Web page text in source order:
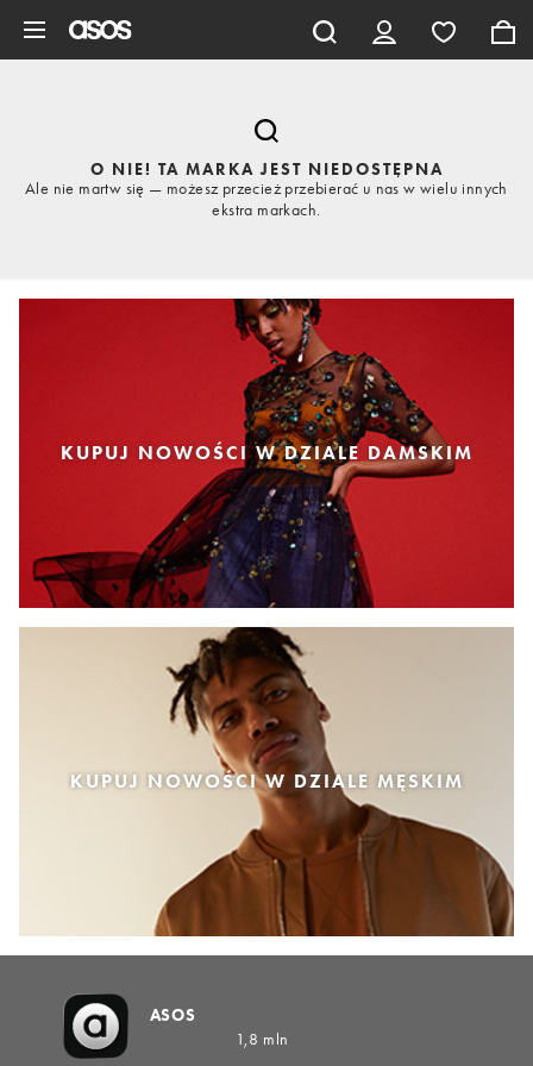
O NIE! TA MARKA JEST NIEDOSTĘPNA
Ale nie martw się — możesz przecież przebierać u nas w wielu innych
ekstra markach.
KUPUJ NOWOŚCI W DZIALE DAMSKIM
KUPUJ NOWOŚCI W DZIALE MĘSKIM
ASOS
1,8 mln